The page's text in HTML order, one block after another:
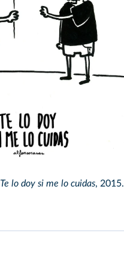
Te lo doy si me lo cuidas, 2015.